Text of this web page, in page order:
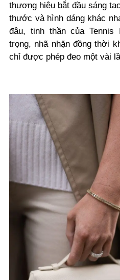
thương hiệu bắt đầu sáng
thước và hình dáng khác
đâu, tinh thần của Tennis
trọng, nhã nhặn đồng thời
chỉ được phép đeo một vài